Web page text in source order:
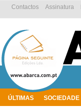
ÚLTIMAS SOCIEDADE
Assinatura
Contactos